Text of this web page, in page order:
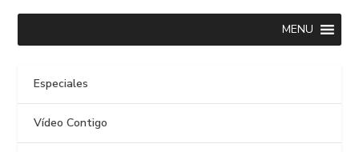
MENU
Especiales
Vídeo Contigo